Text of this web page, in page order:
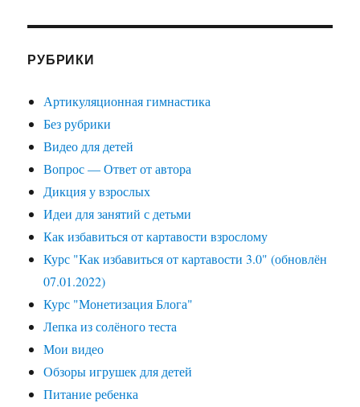
РУБРИКИ
Артикуляционная гимнастика
Без рубрики
Видео для детей
Вопрос — Ответ от автора
Дикция у взрослых
Идеи для занятий с детьми
Как избавиться от картавости взрослому
Курс "Как избавиться от картавости 3.0" (обновлён
07.01.2022)
Курс "Монетизация Блога"
Лепка из солёного теста
Мои видео
Обзоры игрушек для детей
Питание ребенка